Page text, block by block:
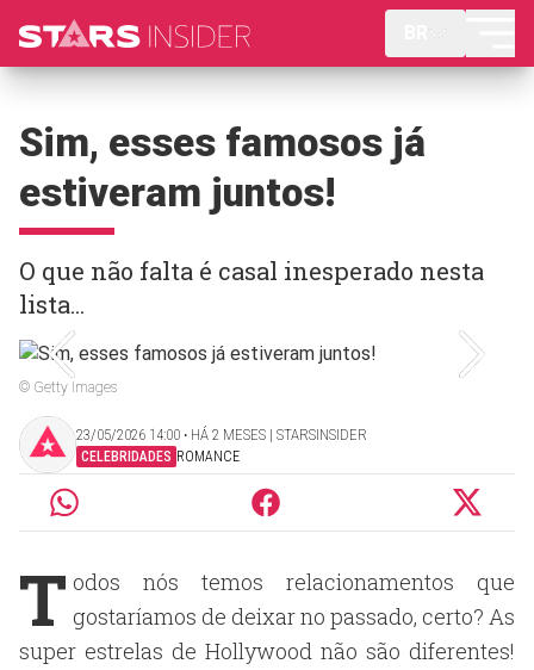
Sim, esses famosos já
estiveram juntos!
O que não falta é casal inesperado nesta
lista...
© Getty Images
23/05/2026 14:00 ‧ HÁ 2 MESES | STARSINSIDER
CELEBRIDADES ROMANCE
T odos nós temos relacionamentos que
gostaríamos de deixar no passado, certo? As
super estrelas de Hollywood não são diferentes!